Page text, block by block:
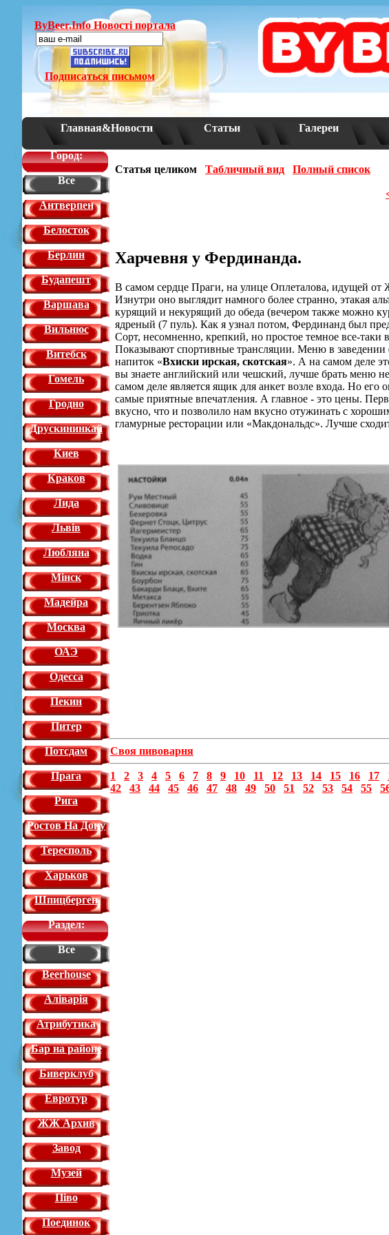
ByBeer.Info Новостi портала
Подписаться письмом
Главная&Новости Статьи Галереи
Город:
Все
Антверпен
Белосток
Берлин
Будапешт
Варшава
Вильнюс
Витебск
Гомель
Гродно
Друскининкай
Киев
Краков
Лида
Львiв
Любляна
Мінск
Мадейра
Москва
ОАЭ
Одесса
Пекин
Питер
Потсдам
Прага
Рига
Ростов На Дону
Тересполь
Харьков
Шпицберген
Раздел:
Все
Beerhouse
Аліварія
Атрибутика
Бар на районе
Биверклуб
Евротур
ЖЖ Архив
Завод
Музей
Піво
Поединок
Статья целиком Табличный вид Полный список
Харчевня у Фердинанда.
В самом сердце Праги, на улице Оплеталова, идущей от
Изнутри оно выглядит намного более странно, этакая
курящий и некурящий до обеда (вечером также можно
ядреный (7 пуль). Как я узнал потом, Фердинанд был
Сорт, несомненно, крепкий, но простое темное все-таки
Показывают спортивные трансляции. Меню в заведении
напиток «Вхиски ирская, скотская». А на самом деле
вы знаете английский или чешский, лучше брать меню
самом деле является ящик для анкет возле входа. Но
самые приятные впечатления. А главное - это цены.
вкусно, что и позволило нам вкусно отужинать с
гламурные ресторации или «Макдональдс». Лучше
Своя пивоварня
1 2 3 4 5 6 7 8 9 10 11 12 13 14 15 16 17
42
43 44 45 46 47 48 49 50 51 52 53 54 55